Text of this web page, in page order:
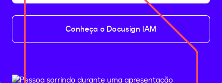
Conheça o Docusign IAM